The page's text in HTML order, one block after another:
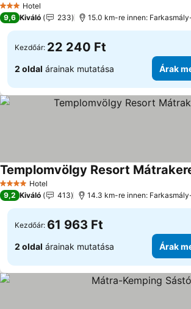
3 Kategória
Hotel
9,6 Kiváló 233 15.0 km-re innen:
Kezdőár: 22 240 Ft
2 oldal árainak mutatása Árak
4 KategóriaHotel
Templomvölgy Resort
9,2 Kiváló 413 14.3 km-re innen:
Kezdőár: 61 963 Ft
2 oldal árainak mutatása Árak